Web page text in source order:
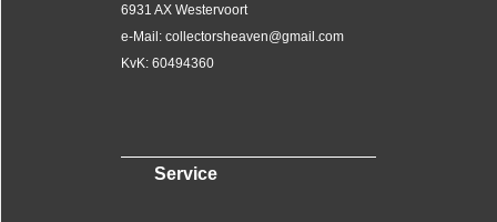
6931 AX Westervoort
e-Mail: collectorsheaven@gmail.com
KvK: 60494360
Service